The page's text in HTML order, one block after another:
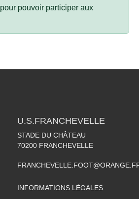
pour pouvoir participer aux
U.S.FRANCHEVELLE
STADE DU CHÂTEAU
70200 FRANCHEVELLE
INFORMATIONS LÉGALES